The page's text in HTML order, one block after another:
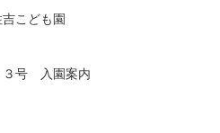
も園
３号 入園案内